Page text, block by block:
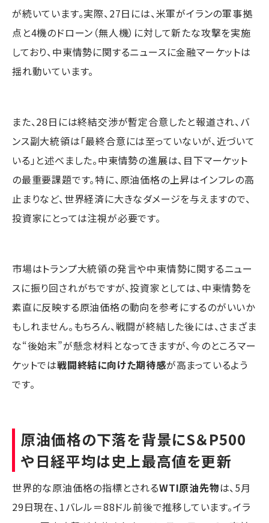
が続いています。実際、27日には、米軍がイランの軍事拠
点と4機のドローン（無人機）に対して新たな攻撃を実施
しており、中東情勢に関するニュースに金融マーケットは
揺れ動いています。
また、28日には終結交渉が暫定合意したと報道され、バ
ンス副大統領は「最終合意には至っていないが、近づいて
いる」と述べました。中東情勢の進展は、目下マーケット
の最重要課題です。特に、原油価格の上昇はインフレの高
止まりなど、世界経済に大きなダメージを与えますので、
投資家にとっては注視が必要です。
市場はトランプ大統領の発言や中東情勢に関するニュー
スに振り回されがちですが、投資家としては、中東情勢を
素直に反映する原油価格の動向を参考にするのがいいか
もしれません。もちろん、戦闘が終結した後には、さまざま
な“後始末”が懸念材料となってきますが、今のところマー
ケットでは戦闘終結に向けた期待感が高まっているよう
です。
原油価格の下落を背景にS＆P500
や日経平均は史上最高値を更新
世界的な原油価格の指標とされるWTI原油先物は、5月
29日現在、1バレル＝88ドル前後で推移しています。イラ